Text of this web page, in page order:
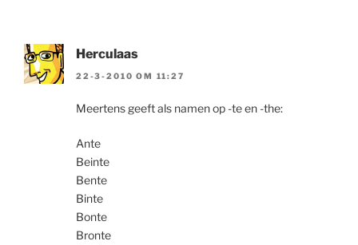
Herculaas
22-3-2010 OM 11:27
Meertens geeft als namen op -te en -the:
Ante
Beinte
Bente
Binte
Bonte
Bronte